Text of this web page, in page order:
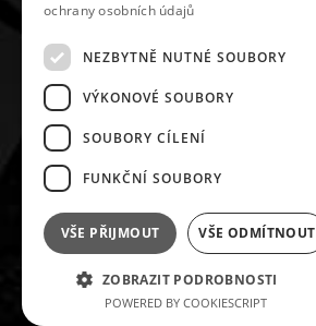
SLEDUJ NÁS NA
#FKMARATONPELHRIMOV
DESIGNOVÁNO A KÓDOVÁNO S RESPEKTEM
ochrany osobních údajů
NEZBYTNĚ NUTNÉ SOUBORY
VÝKONOVÉ SOUBORY
SOUBORY CÍLENÍ
FUNKČNÍ SOUBORY
VŠE PŘIJMOUT VŠE ODMÍTNOUT
ZOBRAZIT PODROBNOSTI
POWERED BY COOKIESCRIPT